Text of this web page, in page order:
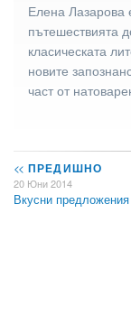
Елена Лазарова
пътешествията
класическата
новите
част от
<< ПРЕДИШНО
20 Юни 2014
Вкусни